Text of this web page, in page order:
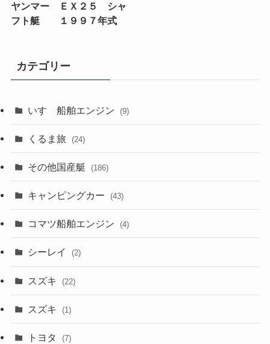
ヤンマー ＥＸ２５ シャ
フト艇 １９９７年式
カテゴリー
いすゞ船舶エンジン (9)
くるま旅 (24)
その他国産艇 (186)
キャンピングカー (43)
コマツ船舶エンジン (4)
シーレイ (2)
スズキ (22)
スズキ (1)
トヨタ (7)